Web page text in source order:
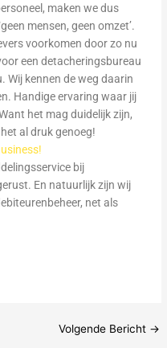
maken we dus
mensen, geen omzet’.
voorkomen door zo nu
een detacheringsbureau
Wij kennen de weg daarin
Handige ervaring waar jij
het mag duidelijk zijn,
al druk genoeg!
bij
En natuurlijk zijn wij
net als
Volgende Bericht →